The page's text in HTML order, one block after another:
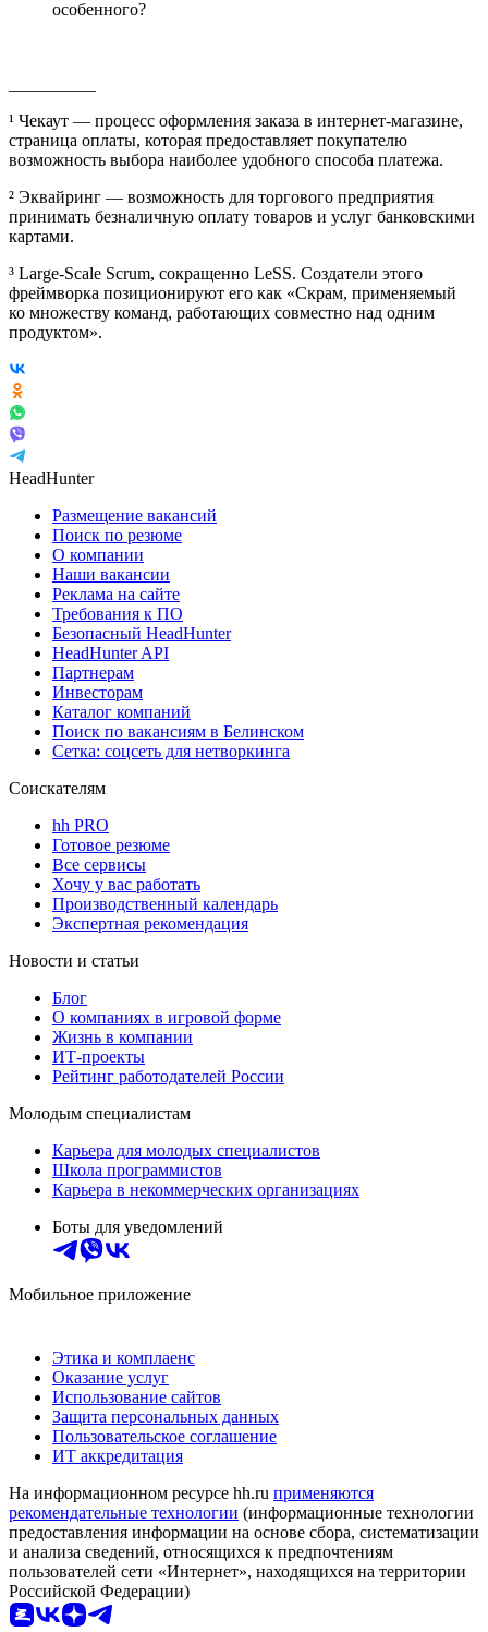
¹ Чекаут — процесс оформления заказа в интернет-магазине,
страница оплаты, которая предоставляет покупателю
возможность выбора наиболее удобного способа платежа.
² Эквайринг — возможность для торгового предприятия
принимать безналичную оплату товаров и услуг банковскими
картами.
³ Large-Scale Scrum, сокращенно LeSS. Создатели этого
фреймворка позиционируют его как «Скрам, применяемый
ко множеству команд, работающих совместно над одним
продуктом».
HeadHunter
Размещение вакансий
Поиск по резюме
О компании
Наши вакансии
Реклама на сайте
Требования к ПО
Безопасный HeadHunter
HeadHunter API
Партнерам
Инвесторам
Каталог компаний
Поиск по вакансиям в Белинском
Сетка: соцсеть для нетворкинга
Соискателям
hh PRO
Готовое резюме
Все сервисы
Хочу у вас работать
Производственный календарь
Экспертная рекомендация
Новости и статьи
Блог
О компаниях в игровой форме
Жизнь в компании
ИТ-проекты
Рейтинг работодателей России
Молодым специалистам
Карьера для молодых специалистов
Школа программистов
Карьера в некоммерческих организациях
Боты для уведомлений
Мобильное приложение
Этика и комплаенс
Оказание услуг
Использование сайтов
Защита персональных данных
Пользовательское соглашение
ИТ аккредитация
На информационном ресурсе hh.ru применяются
рекомендательные технологии (информационные технологии
предоставления информации на основе сбора, систематизации
и анализа сведений, относящихся к предпочтениям
пользователей сети «Интернет», находящихся на территории
Российской Федерации)